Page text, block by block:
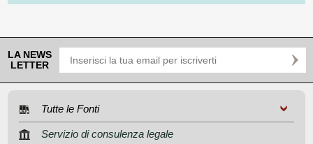
LA NEWS
LETTER
Tutte le Fonti
Servizio di consulenza legale